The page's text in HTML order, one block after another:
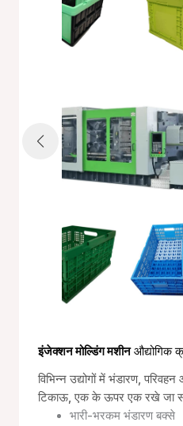
इंजेक्शन मोल्डिंग मशीनऔद्योगिक
विभिन्न उद्योगों में भंडारण,
टिकाऊ, एक के ऊपर एक रखे जा
भारी-भरकम भंडारण बक्से